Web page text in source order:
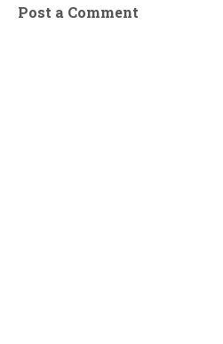
Post a Comment